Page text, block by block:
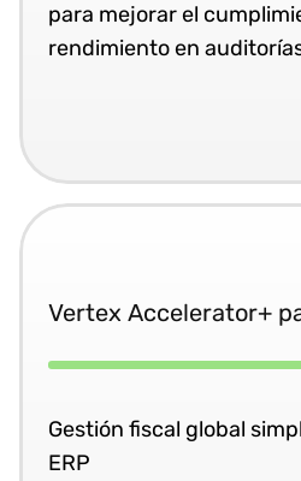
para mejorar el
rendimiento en
Vertex Accelerator+
Gestión fiscal global
ERP